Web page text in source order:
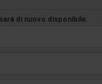
di nuovo disponibile.